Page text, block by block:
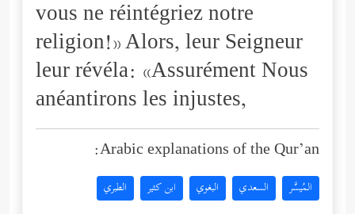
vous ne réintégriez notre
religion!» Alors, leur Seigneur
leur révéla: «Assurément Nous
anéantirons les injustes,
Arabic explanations of the Qur’an:
المُيسَّر السعدي البغوي ابن كثير الطبري